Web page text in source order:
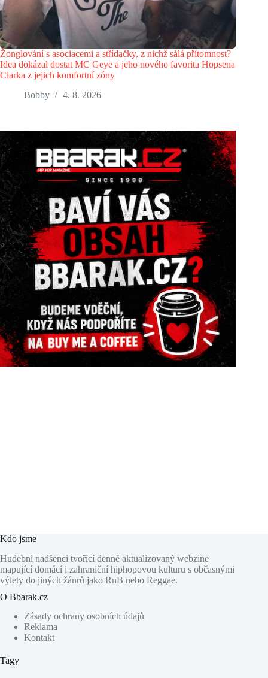
Žonglování s asociacemi a střídačky, z nichž sálá přítomnost?
Idea dokázal dostat MC Geye a jeho nového favorita Hopsena
Clarka z jejich komfortní zóny
Bobby
4. 8. 2026
Kdo jsme
Hudební nadšenci tvořící denně aktualizovaný webzine
mapující domácí i zahraniční hiphopovou kulturu s občasnými
výlety do jiných žánrů jako RnB nebo Reggae.
O Bbarak.cz
Zásady ochrany osobních údajů
Reklama
Kontakt
Tagy